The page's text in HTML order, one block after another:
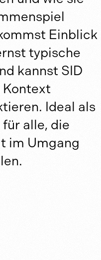
Einblick
typische
kannst SID
Kontext
Ideal als
alle, die
im Umgang